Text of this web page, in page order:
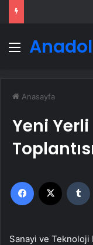
Menü
Anasayfa
Yeni
Facebook
Sanayi ve Teknoloji